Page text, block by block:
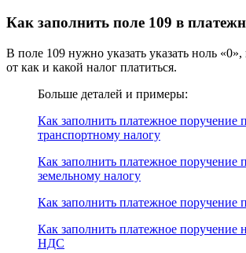
Как заполнить поле 109 в
В поле 109 нужно указать указать ноль
от как и какой налог платиться.
Больше деталей и примеры:
Как заполнить платежное поручение
транспортному налогу
Как заполнить платежное поручение
земельному налогу
Как заполнить платежное
Как заполнить платежное поручение
НДС